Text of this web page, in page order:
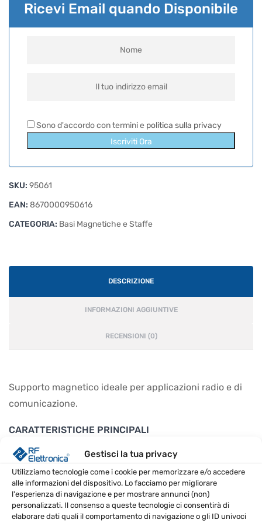
Gestisci la tua privacy
Utilizziamo tecnologie come i cookie per memorizzare e/o accedere
alle informazioni del dispositivo. Lo facciamo per migliorare
l'esperienza di navigazione e per mostrare annunci (non)
personalizzati. Il consenso a queste tecnologie ci consentirà di
elaborare dati quali il comportamento di navigazione o gli ID univoci
Ricevi Email quando Disponibile
Sono d'accordo con termini e politica sulla privacy
Iscriviti Ora
SKU: 95061
EAN: 8670000950616
CATEGORIA: Basi Magnetiche e Staffe
DESCRIZIONE
INFORMAZIONI AGGIUNTIVE
RECENSIONI (0)
Supporto magnetico ideale per applicazioni radio e di
comunicazione.
CARATTERISTICHE PRINCIPALI
Diametro base di 55mm
Cavo di 3 metri incluso
Connettore SMA
SPECIFICHE TECNICHE